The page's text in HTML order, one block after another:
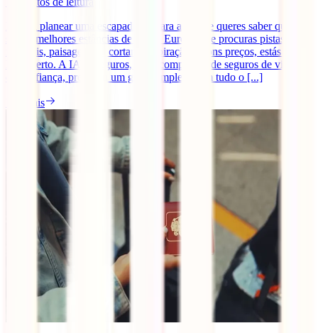
Estás a planear uma escapadinha para a neve e queres saber quais
são as melhores estâncias de ski da Europa? Se procuras pistas
incríveis, paisagens de cortar a respiração e bons preços, estás no
lugar certo. A IATI Seguros, a tua companhia de seguros de viagem
de confiança, preparou um guia completo com tudo o [...]
Ler mais